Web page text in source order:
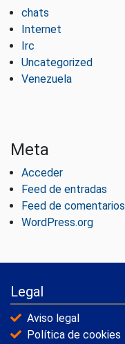
chats
Internet
Irc
Uncategorized
Venezuela
Meta
Acceder
Feed de entradas
Feed de comentarios
WordPress.org
Legal
Aviso legal
Política de cookies